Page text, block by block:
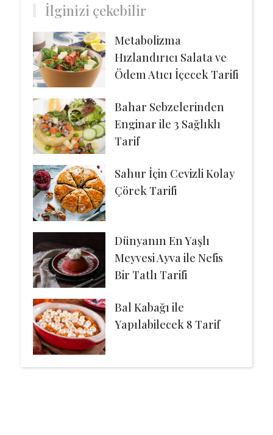
İlginizi çekebilir
Metabolizma
Hızlandırıcı Salata ve
Ödem Atıcı İçecek Tarifi
Bahar Sebzelerinden
Enginar ile 3 Sağlıklı
Tarif
Sahur İçin Cevizli Kolay
Çörek Tarifi
Dünyanın En Yaşlı
Meyvesi Ayva ile Nefis
Bir Tatlı Tarifi
Bal Kabağı ile
Yapılabilecek 8 Tarif